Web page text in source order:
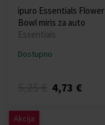
ipuro Essentials Flower
Bowl miris za auto
Essentials
Dostupno
4,73 €
Akcija